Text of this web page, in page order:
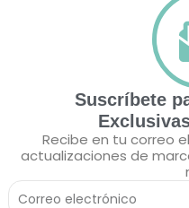
Suscríbete
Recibe en tu correo
actualizaciones de
Correo
Electrónico